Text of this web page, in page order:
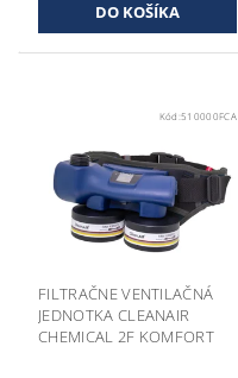
Kód:510000FCA
FILTRAČNE VENTILAČNÁ
JEDNOTKA CLEANAIR
CHEMICAL 2F KOMFORT